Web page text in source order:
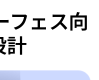
フェス向
計